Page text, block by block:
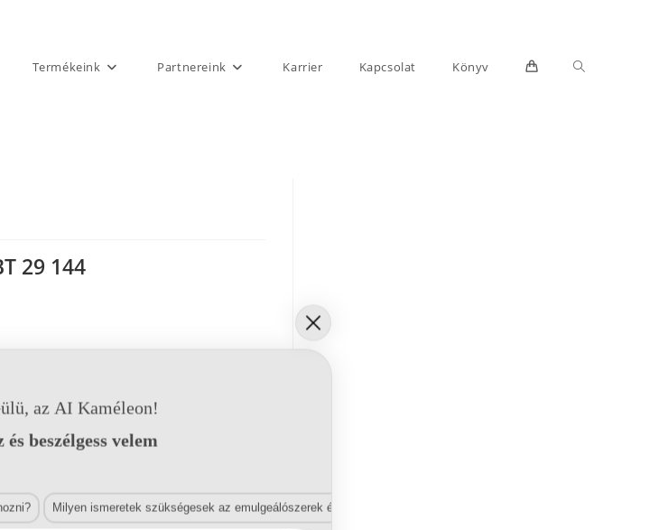
Termékeink Partnereink Karrier Kapcsolat Könyv Toggle
29 144
az AI Kaméleon!
beszélgess velem
Milyen ismeretek szükségesek az emulgeálószerek és diszpergálószerek terén?